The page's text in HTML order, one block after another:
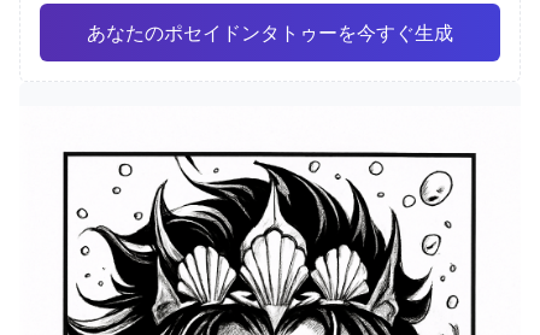
あなたのポセイドンタトゥーを今すぐ生成